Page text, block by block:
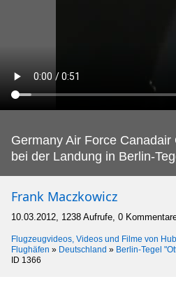
Germany Air Force
bei der Landung in Berlin-
Frank Maczkowicz
10.03.2012, 1238 Aufrufe, 0
Flugzeugvideos, Videos und Filme von
Flughäfen » Deutschland » Berlin-Tegel
ID 1366